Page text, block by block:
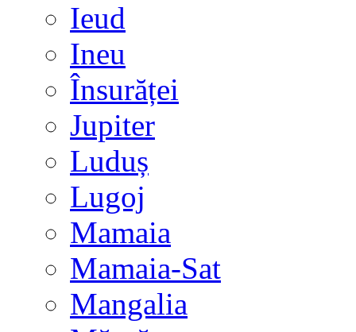
Ieud
Ineu
Însurăței
Jupiter
Luduș
Lugoj
Mamaia
Mamaia-Sat
Mangalia